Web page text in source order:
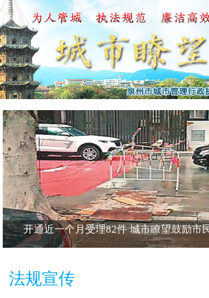
“社区营造”点亮老旧小
样本社区之松林社区 “软硬兼施” 温
开通近一个月受理82件 城市瞭望鼓励市
法规宣传